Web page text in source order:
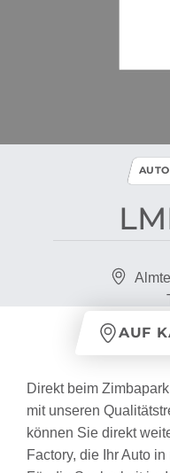
AUTO
AUF
Direkt beim
mit unseren
können Sie direkt
Factory, die Ihr Auto